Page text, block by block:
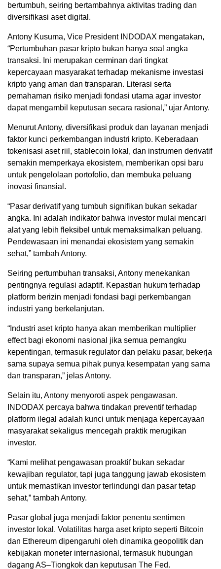
bertumbuh, seiring bertambahnya aktivitas trading dan
diversifikasi aset digital.
Antony Kusuma, Vice President INDODAX mengatakan,
“Pertumbuhan pasar kripto bukan hanya soal angka
transaksi. Ini merupakan cerminan dari tingkat
kepercayaan masyarakat terhadap mekanisme investasi
kripto yang aman dan transparan. Literasi serta
pemahaman risiko menjadi fondasi utama agar investor
dapat mengambil keputusan secara rasional,” ujar Antony.
Menurut Antony, diversifikasi produk dan layanan menjadi
faktor kunci perkembangan industri kripto. Keberadaan
tokenisasi aset riil, stablecoin lokal, dan instrumen derivatif
semakin memperkaya ekosistem, memberikan opsi baru
untuk pengelolaan portofolio, dan membuka peluang
inovasi finansial.
“Pasar derivatif yang tumbuh signifikan bukan sekadar
angka. Ini adalah indikator bahwa investor mulai mencari
alat yang lebih fleksibel untuk memaksimalkan peluang.
Pendewasaan ini menandai ekosistem yang semakin
sehat,” tambah Antony.
Seiring pertumbuhan transaksi, Antony menekankan
pentingnya regulasi adaptif. Kepastian hukum terhadap
platform berizin menjadi fondasi bagi perkembangan
industri yang berkelanjutan.
“Industri aset kripto hanya akan memberikan multiplier
effect bagi ekonomi nasional jika semua pemangku
kepentingan, termasuk regulator dan pelaku pasar, bekerja
sama supaya semua pihak punya kesempatan yang sama
dan transparan,” jelas Antony.
Selain itu, Antony menyoroti aspek pengawasan.
INDODAX percaya bahwa tindakan preventif terhadap
platform ilegal adalah kunci untuk menjaga kepercayaan
masyarakat sekaligus mencegah praktik merugikan
investor.
“Kami melihat pengawasan proaktif bukan sekadar
kewajiban regulator, tapi juga tanggung jawab ekosistem
untuk memastikan investor terlindungi dan pasar tetap
sehat,” tambah Antony.
Pasar global juga menjadi faktor penentu sentimen
investor lokal. Volatilitas harga aset kripto seperti Bitcoin
dan Ethereum dipengaruhi oleh dinamika geopolitik dan
kebijakan moneter internasional, termasuk hubungan
dagang AS–Tiongkok dan keputusan The Fed.